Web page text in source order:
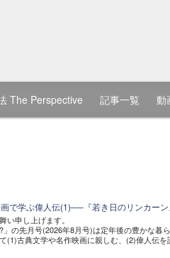
The Perspective 記事一覧 動
で学ぶ偉人伝(1)──『若き日のリンカーン
い申し上げます。
」の先月号(2026年8月号)は定年後の豊かな暮
(1)古典文学や名作映画に親しむ、(2)偉人伝を